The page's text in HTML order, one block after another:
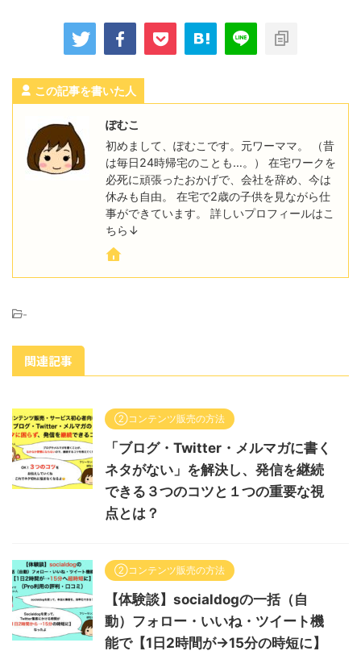
この記事を書いた人
ぽむこ
初めまして、ぽむこです。元ワーママ。 （昔
は毎日24時帰宅のことも…。） 在宅ワークを
必死に頑張ったおかげで、会社を辞め、今は
休みも自由。 在宅で2歳の子供を見ながら仕
事ができています。 詳しいプロフィールはこ
ちら↓
-
関連記事
②コンテンツ販売の方法
「ブログ・Twitter・メルマガに書く
ネタがない」を解決し、発信を継続
できる３つのコツと１つの重要な視
点とは？
②コンテンツ販売の方法
【体験談】socialdogの一括（自
動）フォロー・いいね・ツイート機
能で【1日2時間が→15分の時短に】